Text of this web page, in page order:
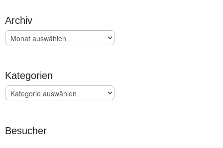
Archiv
Archiv
Kategorien
Kategorien
Besucher